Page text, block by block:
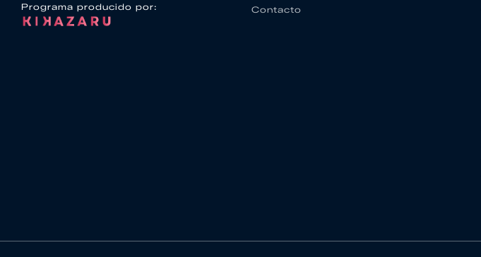
Programa producido por:
Contacto